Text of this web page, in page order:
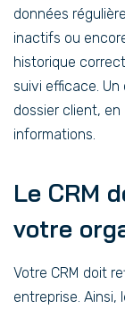
données
inactifs ou
historique
suivi efficace.
dossier client,
informations.
Le CRM
votre
Votre CRM doit
entreprise.